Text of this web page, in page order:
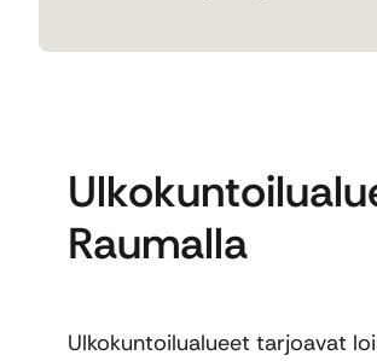
Raumalla
Ulkokuntoilualueet tarjoavat